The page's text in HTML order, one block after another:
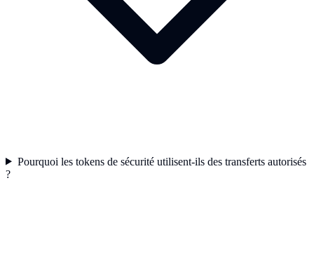
Pourquoi les tokens de sécurité utilisent-ils des transferts autorisés
?